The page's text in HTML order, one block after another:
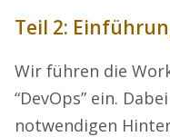
Teil 2:
Wir führen die
“DevOps” ein.
notwendigen